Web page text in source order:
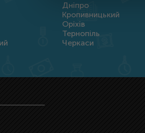
Дніпро
Кропивницький
Оріхів
Тернопіль
Черкаси